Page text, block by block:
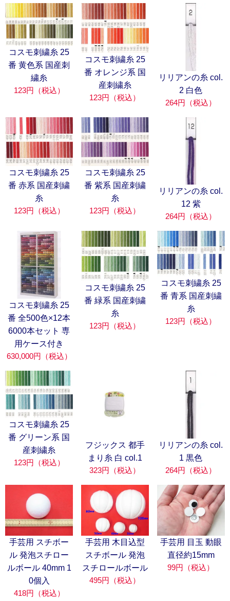
コスモ刺繍糸 25
番 黄色系 国産刺
繍糸
123円（税込）
コスモ刺繍糸 25
番 オレンジ系 国
産刺繍糸
123円（税込）
リリアンの糸 col.
2 白色
264円（税込）
コスモ刺繍糸 25
番 赤系 国産刺繍
糸
123円（税込）
コスモ刺繍糸 25
番 紫系 国産刺繍
糸
123円（税込）
リリアンの糸 col.
12 紫
264円（税込）
コスモ刺繍糸 25
番 全500色×12本
6000本セット 専
用ケース付き
630,000円（税込）
コスモ刺繍糸 25
番 緑系 国産刺繍
糸
123円（税込）
コスモ刺繍糸 25
番 青系 国産刺繍
糸
123円（税込）
コスモ刺繍糸 25
番 グリーン系 国
産刺繍糸
123円（税込）
フジックス 都手
まり糸 白 col.1
323円（税込）
リリアンの糸 col.
1 黒色
264円（税込）
手芸用 スチボー
ル 発泡スチロー
ルボール 40mm 1
0個入
418円（税込）
手芸用 木目込型
スチボール 発泡
スチロールボール
495円（税込）
手芸用 目玉 動眼
直径約15mm
99円（税込）